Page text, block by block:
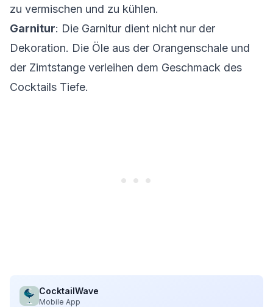
zu vermischen und zu kühlen.
Garnitur: Die Garnitur dient nicht nur der
Dekoration. Die Öle aus der Orangenschale und
der Zimtstange verleihen dem Geschmack des
Cocktails Tiefe.
CocktailWave
Mobile App